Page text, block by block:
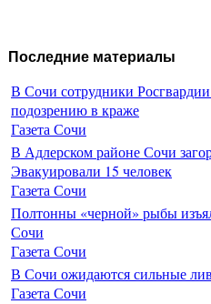
Последние материалы
В Сочи сотрудники
подозрению в краже
Газета Сочи
В Адлерском районе Сочи
Эвакуировали 15 человек
Газета Сочи
Полтонны «черной» рыбы
Сочи
Газета Сочи
В Сочи ожидаются сильные
Газета Сочи